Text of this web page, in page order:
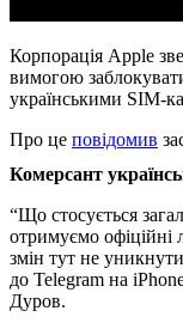
Корпорація Apple
вимогою
українськими SIM-
Про це повідомив
Комерсант
“Що стосується
отримуємо офіційні
змін тут не
до Telegram на
Дуров.